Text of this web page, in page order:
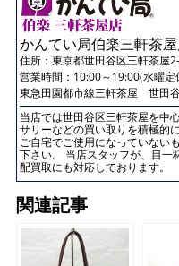
かんてい局伯楽三軒茶
住所： 東京都世田谷区三軒茶屋
営業時間：10:00～19:00(水曜定
東急田園都市線三軒茶屋 世田
当店では世田谷区三軒茶屋を中
サリーなどの買い取りを積極的
ご自宅でご使用になっていない
下さい。 当店スタッフが、目一
配買取にも対応しております。
関連記事